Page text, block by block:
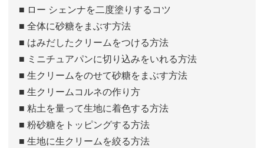
■ ロー シェンナを二度塗りするコツ
■ 全体に砂糖をまぶす方法
■ はみだしたクリームをつける方法
■ ミニチュアパンに切り込みをいれる方法
■ 生クリームをのせて砂糖をまぶす方法
■ 生クリームコルネの作り方
■ 粘土を量って生地に着色する方法
■ 粉砂糖をトッピングする方法
■ 生地に生クリームを絞る方法